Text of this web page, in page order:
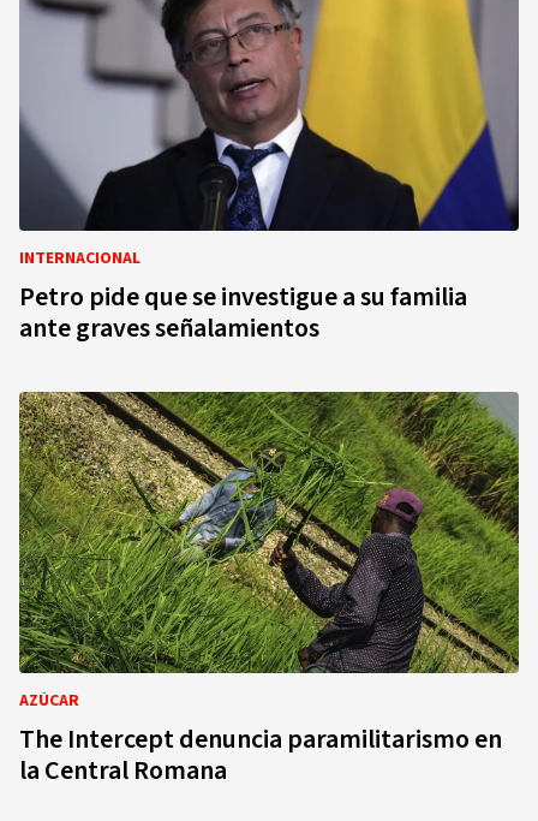
INTERNACIONAL
Petro pide que se investigue a su familia
ante graves señalamientos
AZÚCAR
The Intercept denuncia paramilitarismo en
la Central Romana